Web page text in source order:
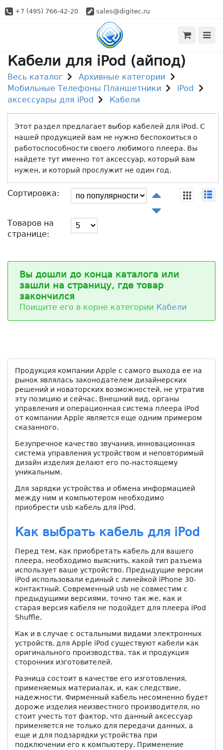
+7 (495) 766-42-20 sales@digitec.ru
Кабели для iPod (айпод)
Весь каталог
Архивные категории
Мобильные Телефоны Планшетники
iPod
аксессуары для iPod
Кабели
Этот раздел предлагает выбор кабелей для iPod. С
нашей продукцией вам не нужно беспокоиться о
работоспособности своего любимого плеера. Вы
найдете тут именно тот аксессуар, который вам
нужен, и который прослужит не один год.
Сортировка:
Товаров на
странице:
Вы дошли до конца каталога или
зашли на страницу, где товар
закончился
Поищите его в корне категории Кабели
Продукция компании Apple с самого выхода ее на
рынок являлась законодателем дизайнерских
решений и новаторских возможностей, не утратив
эту позицию и сейчас. Внешний вид, органы
управления и операционная система плеера iPod
от компании Apple является еще одним примером
сказанного.
Безупречное качество звучания, инновационная
система управления устройством и неповторимый
дизайн изделия делают его по-настоящему
уникальным.
Для зарядки устройства и обмена информацией
между ним и компьютером необходимо
приобрести usb кабель для iРod.
Как выбрать кабель для iРod
Перед тем, как приобретать кабель для вашего
плеера, необходимо выяснить, какой тип разъема
использует ваше устройство. Предыдущие версии
iPod использовали единый с линейкой iPhone 30-
контактный. Современный usb не совместим с
предыдущими версиями, точно так же, как и
старая версия кабеля не подойдет для плеера iРod
Shuffle.
Как и в случае с остальными видами электронных
устройств, для Apple iPod существуют кабели как
оригинального производства, так и продукция
сторонних изготовителей.
Разница состоит в качестве его изготовления,
применяемых материалах, и, как следствие,
надежности. Фирменный кабель несомненно будет
дороже изделия неизвестного производителя, но
стоит учесть тот фактор, что данный аксессуар
применяется не только для передачи данных, а
еще и для подзарядки устройства при
подключении его к компьютеру. Применение